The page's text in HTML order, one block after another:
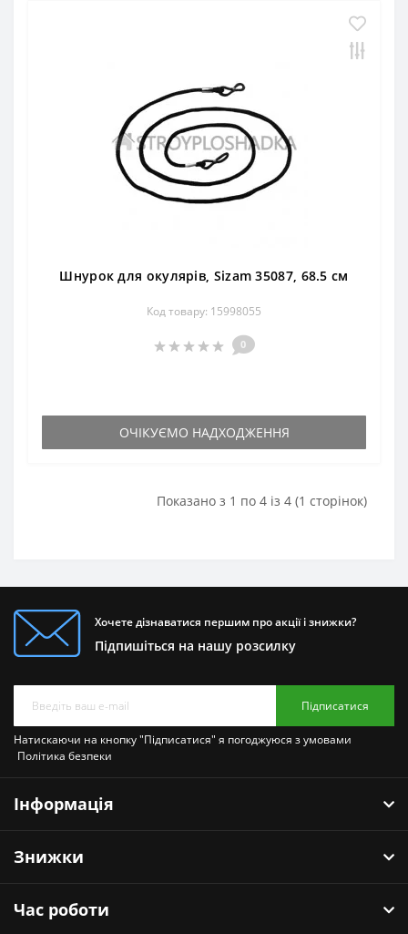
Шнурок для окулярів, Sizam 35087, 68.5 см
Код товару: 15998055
0
ОЧІКУЄМО НАДХОДЖЕННЯ
Показано з 1 по 4 із 4 (1 сторінок)
Хочете дізнаватися першим про акції і знижки?
Підпишіться на нашу розсилку
Підписатися
Натискаючи на кнопку "Підписатися" я погоджуюся з умовами
Політика безпеки
Інформація
Знижки
Час роботи